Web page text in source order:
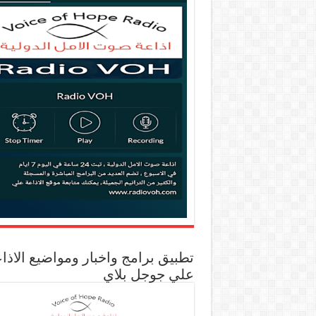
تطبيق برامج واخبار ومواضيع
علي جوجل بلاي